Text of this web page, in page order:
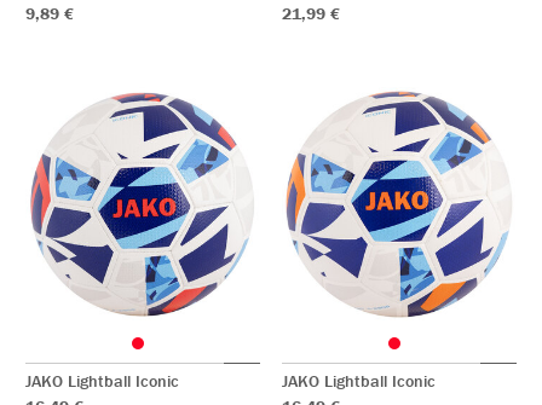
9,89 €
21,99 €
JAKO Lightball Iconic
JAKO Lightball Iconic